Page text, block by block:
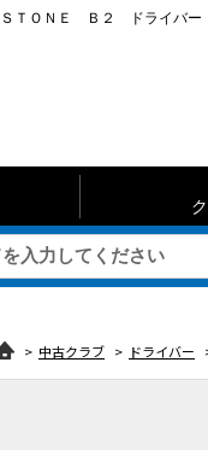
ＴＯＮＥ Ｂ２ ドライバ
> 中古クラブ > ドライバー